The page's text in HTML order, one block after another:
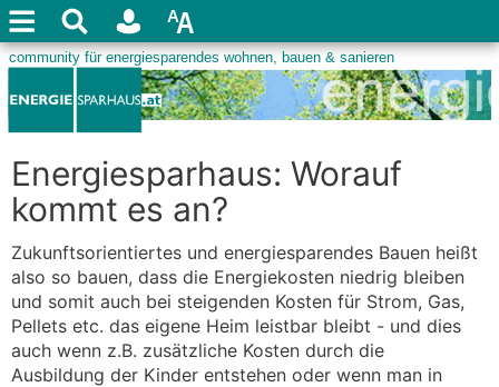
Energiesparhaus: Worauf
kommt es an?
Zukunftsorientiertes und energiesparendes Bauen heißt
also so bauen, dass die Energiekosten niedrig bleiben
und somit auch bei steigenden Kosten für Strom, Gas,
Pellets etc. das eigene Heim leistbar bleibt - und dies
auch wenn z.B. zusätzliche Kosten durch die
Ausbildung der Kinder entstehen oder wenn man in